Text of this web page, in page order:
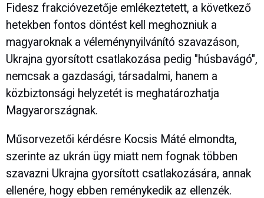
Fidesz frakcióvezetője emlékeztetett, a következő
hetekben fontos döntést kell meghozniuk a
magyaroknak a véleménynyilvánító szavazáson,
Ukrajna gyorsított csatlakozása pedig "húsbavágó",
nemcsak a gazdasági, társadalmi, hanem a
közbiztonsági helyzetét is meghatározhatja
Magyarországnak.
Műsorvezetői kérdésre Kocsis Máté elmondta,
szerinte az ukrán ügy miatt nem fognak többen
szavazni Ukrajna gyorsított csatlakozására, annak
ellenére, hogy ebben reménykedik az ellenzék.